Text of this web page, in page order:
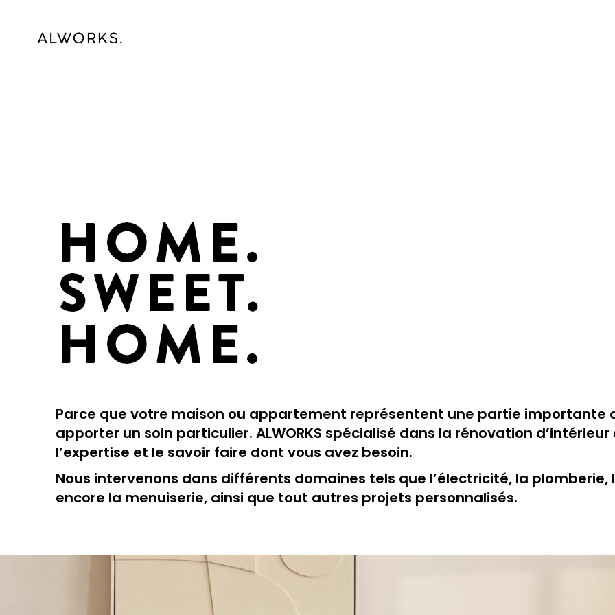
Parce que votre maison ou appartement représentent une partie importante
apporter un soin particulier. ALWORKS spécialisé dans la rénovation
l’expertise et le savoir faire dont vous avez besoin.
Nous intervenons dans différents domaines tels que l’électricité, la plomberie,
encore la menuiserie, ainsi que tout autres projets personnalisés.